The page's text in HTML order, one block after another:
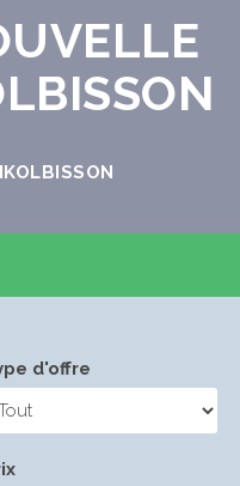
d'offre